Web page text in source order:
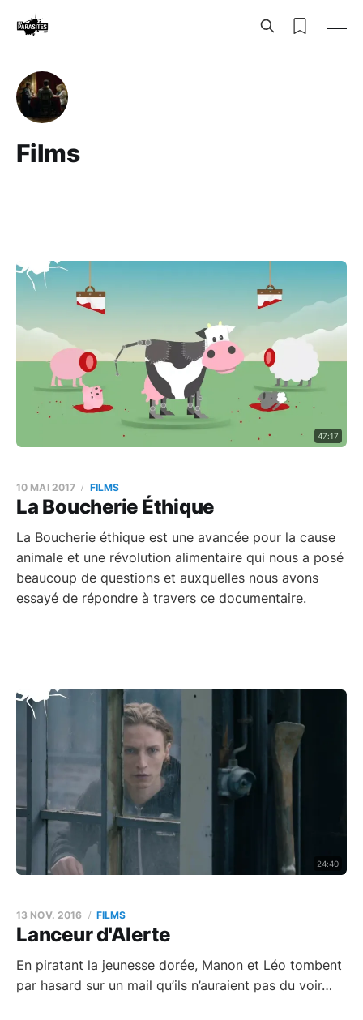
Films
47:17
La Boucherie Éthique
10 MAI 2017 FILMS
La Boucherie éthique est une avancée pour la cause
animale et une révolution alimentaire qui nous a posé
beaucoup de questions et auxquelles nous avons
essayé de répondre à travers ce documentaire.
24:40
Lanceur d'Alerte
13 NOV. 2016 FILMS
En piratant la jeunesse dorée, Manon et Léo tombent
par hasard sur un mail qu’ils n’auraient pas du voir…